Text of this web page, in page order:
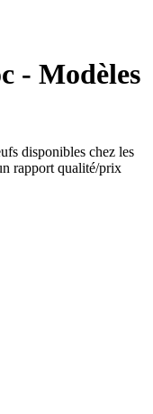
- Modèles
disponibles chez les
rapport qualité/prix